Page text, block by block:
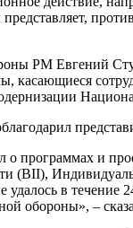
РМ Евгений
касающиеся
о программах и
(BII),
в течение
обороны», –